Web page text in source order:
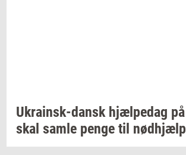
Ukrainsk-​dansk hjæl­pe­dag på
skal samle penge til nød­hjælp